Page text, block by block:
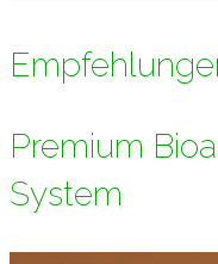
Premium
System